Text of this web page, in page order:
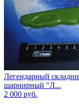
Легендарный
шарнирный "Л...
2 000 руб.